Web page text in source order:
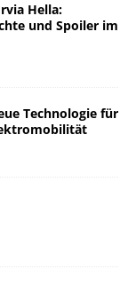
Hella:
und Spoiler im
Technologie für